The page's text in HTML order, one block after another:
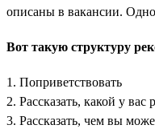
описаны в вакансии.
Вот такую структуру
1. Поприветствовать
2. Рассказать, какой у
3. Рассказать, чем вы